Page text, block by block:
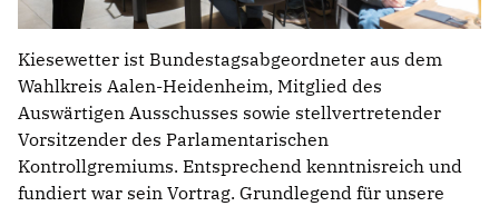
Kiesewetter ist Bundestagsabgeordneter aus dem
Wahlkreis Aalen-Heidenheim, Mitglied des
Auswärtigen Ausschusses sowie stellvertretender
Vorsitzender des Parlamentarischen
Kontrollgremiums. Entsprechend kenntnisreich und
fundiert war sein Vortrag. Grundlegend für unsere